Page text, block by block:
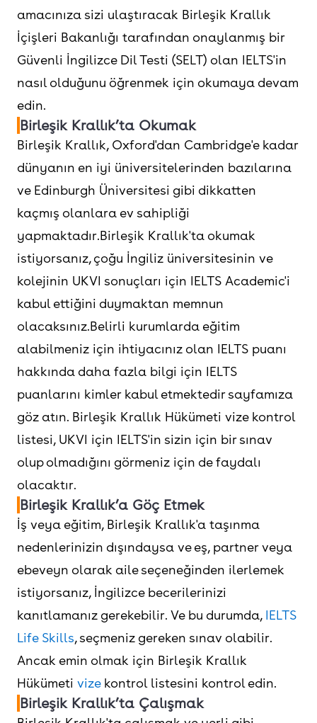
amacınıza sizi ulaştıracak Birleşik Krallık
İçişleri Bakanlığı tarafından onaylanmış bir
Güvenli İngilizce Dil Testi (SELT) olan IELTS'in
nasıl olduğunu öğrenmek için okumaya devam
edin.
Birleşik Krallık’ta Okumak
Birleşik Krallık, Oxford'dan Cambridge'e kadar
dünyanın en iyi üniversitelerinden bazılarına
ve Edinburgh Üniversitesi gibi dikkatten
kaçmış olanlara ev sahipliği
yapmaktadır.Birleşik Krallık'ta okumak
istiyorsanız, çoğu İngiliz üniversitesinin ve
kolejinin UKVI sonuçları için IELTS Academic'i
kabul ettiğini duymaktan memnun
olacaksınız.Belirli kurumlarda eğitim
alabilmeniz için ihtiyacınız olan IELTS puanı
hakkında daha fazla bilgi için IELTS
puanlarını kimler kabul etmektedir sayfamıza
göz atın. Birleşik Krallık Hükümeti vize kontrol
listesi, UKVI için IELTS'in sizin için bir sınav
olup olmadığını görmeniz için de faydalı
olacaktır.
Birleşik Krallık’a Göç Etmek
İş veya eğitim, Birleşik Krallık'a taşınma
nedenlerinizin dışındaysa ve eş, partner veya
ebeveyn olarak aile seçeneğinden ilerlemek
istiyorsanız, İngilizce becerilerinizi
kanıtlamanız gerekebilir. Ve bu durumda, IELTS
Life Skills, seçmeniz gereken sınav olabilir.
Ancak emin olmak için Birleşik Krallık
Hükümeti vize kontrol listesini kontrol edin.
Birleşik Krallık’ta Çalışmak